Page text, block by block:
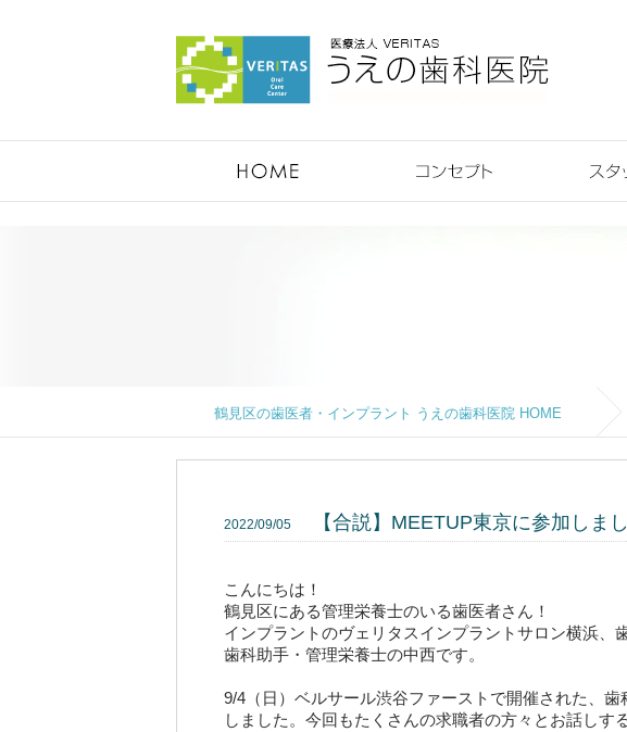
鶴見区の歯医者・インプラント うえの歯科医院 HOME
2022/09/05 【合説】MEETUP東京に参加しま
こんにちは！
鶴見区にある管理栄養士のいる歯医者さん！
インプラントのヴェリタスインプラントサロン横浜、
歯科助手・管理栄養士の中西です。
9/4（日）ベルサール渋谷ファーストで開催された、
しました。今回もたくさんの求職者の方々とお話し